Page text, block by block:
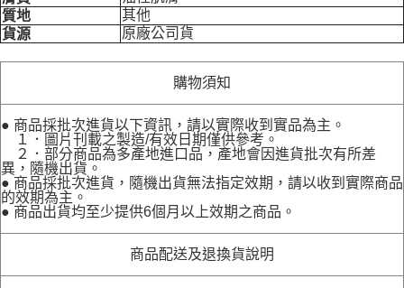
質地
其他
貨源
原廠公司貨
購物須知
● 商品採批次進貨以下資訊，請以實際收到實品為主。
１．圖片刊載之製造/有效日期僅供參考。
２．部分商品為多產地進口品，產地會因進貨批次有所差
異，隨機出貨。
● 商品採批次進貨，隨機出貨無法指定效期，請以收到實際商品
的效期為主。
● 商品出貨均至少提供6個月以上效期之商品。
商品配送及退換貨說明